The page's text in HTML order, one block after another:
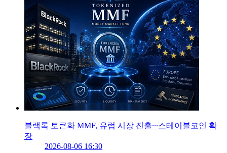
블랙록 토큰화 MMF, 유럽 시장 진출∙∙∙스테이블코인 확
장
2026-08-06 16:30